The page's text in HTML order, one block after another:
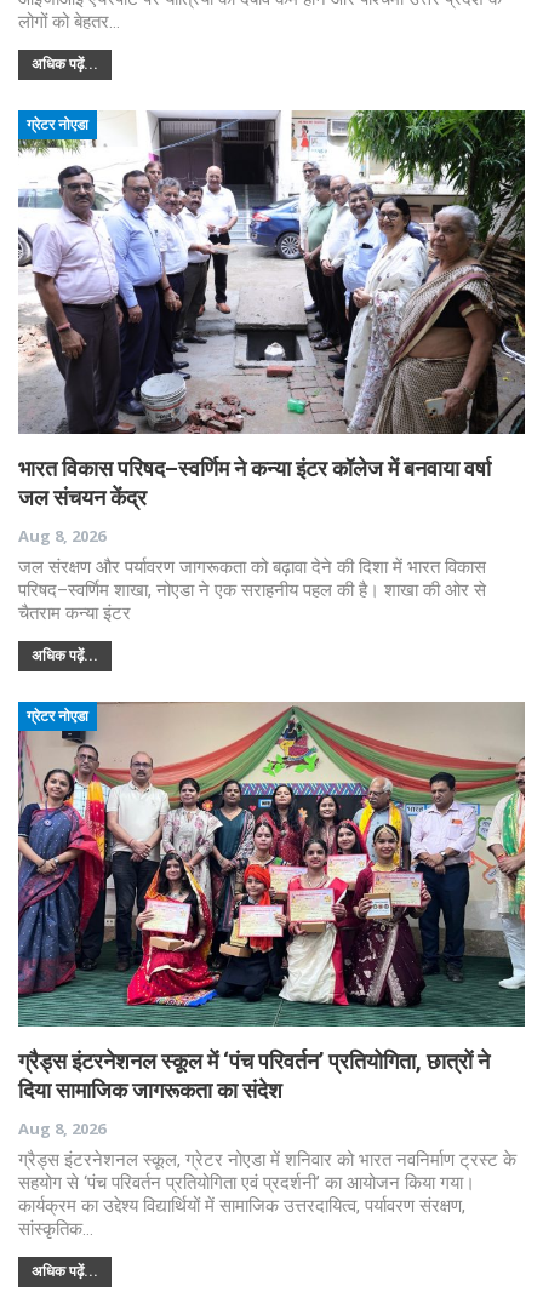
लोगों को बेहतर…
अधिक पढ़ें...
ग्रेटर नोएडा
भारत विकास परिषद–स्वर्णिम ने कन्या इंटर कॉलेज में बनवाया वर्षा
जल संचयन केंद्र
Aug 8, 2026
जल संरक्षण और पर्यावरण जागरूकता को बढ़ावा देने की दिशा में भारत विकास
परिषद–स्वर्णिम शाखा, नोएडा ने एक सराहनीय पहल की है। शाखा की ओर से
चैतराम कन्या इंटर
अधिक पढ़ें...
ग्रेटर नोएडा
ग्रैड्स इंटरनेशनल स्कूल में ‘पंच परिवर्तन’ प्रतियोगिता, छात्रों ने
दिया सामाजिक जागरूकता का संदेश
Aug 8, 2026
ग्रैड्स इंटरनेशनल स्कूल, ग्रेटर नोएडा में शनिवार को भारत नवनिर्माण ट्रस्ट के
सहयोग से ‘पंच परिवर्तन प्रतियोगिता एवं प्रदर्शनी’ का आयोजन किया गया।
कार्यक्रम का उद्देश्य विद्यार्थियों में सामाजिक उत्तरदायित्व, पर्यावरण संरक्षण,
सांस्कृतिक…
अधिक पढ़ें...